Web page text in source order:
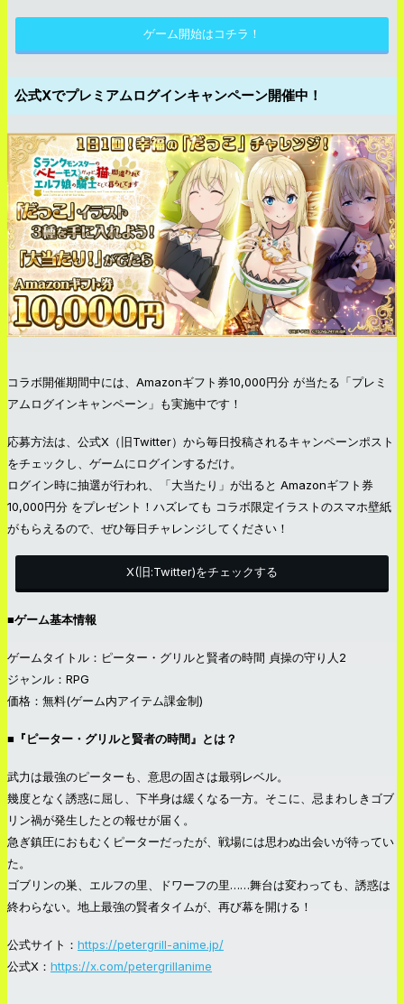
ゲーム開始はコチラ！
公式Xでプレミアムログインキャンペーン開催中！
コラボ開催期間中には、Amazonギフト券10,000円分 が当たる「プレミ
アムログインキャンペーン」も実施中です！
応募方法は、公式X（旧Twitter）から毎日投稿されるキャンペーンポスト
をチェックし、ゲームにログインするだけ。
ログイン時に抽選が行われ、「大当たり」が出ると Amazonギフト券
10,000円分 をプレゼント！ハズレても コラボ限定イラストのスマホ壁紙
がもらえるので、ぜひ毎日チャレンジしてください！
X(旧:Twitter)をチェックする
■ゲーム基本情報
ゲームタイトル：ピーター・グリルと賢者の時間 貞操の守り人2
ジャンル：RPG
価格：無料(ゲーム内アイテム課金制)
■『ピーター・グリルと賢者の時間』とは？
武力は最強のピーターも、意思の固さは最弱レベル。
幾度となく誘惑に屈し、下半身は緩くなる一方。そこに、忌まわしきゴブ
リン禍が発生したとの報せが届く。
急ぎ鎮圧におもむくピーターだったが、戦場には思わぬ出会いが待ってい
た。
ゴブリンの巣、エルフの里、ドワーフの里……舞台は変わっても、誘惑は
終わらない。地上最強の賢者タイムが、再び幕を開ける！
公式サイト： https://petergrill-anime.jp/
公式X： https://x.com/petergrillanime